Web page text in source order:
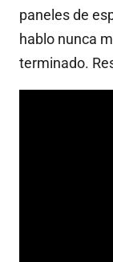
paneles de
hablo nunca
terminado.